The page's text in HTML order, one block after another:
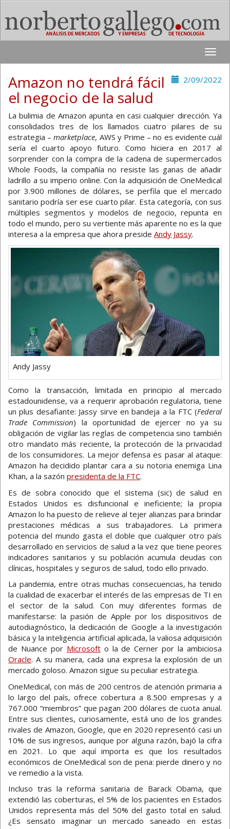
Toggle
2/09/2022
Amazon no tendrá fácil
el negocio de la salud
La bulimia de Amazon apunta en casi cualquier dirección. Ya
consolidados tres de los llamados cuatro pilares de su
estrategia –marketplace, AWS y Prime – no es evidente cuál
sería el cuarto apoyo futuro. Como hiciera en 2017 al
sorprender con la compra de la cadena de supermercados
Whole Foods, la compañía no resiste las ganas de añadir
ladrillo a su imperio online. Con la adquisición de OneMedical
por 3.900 millones de dólares, se perfila que el mercado
sanitario podría ser ese cuarto pilar. Esta categoría, con sus
múltiples segmentos y modelos de negocio, repunta en
todo el mundo, pero su vertiente más aparente no es la que
interesa a la empresa que ahora preside Andy Jassy.
Andy Jassy
Como la transacción, limitada en principio al mercado
estadounidense, va a requerir aprobación regulatoria, tiene
un plus desafiante: Jassy sirve en bandeja a la FTC (Federal
Trade Commission) la oportunidad de ejercer no ya su
obligación de vigilar las reglas de competencia sino también
otro mandato más reciente, la protección de la privacidad
de los consumidores. La mejor defensa es pasar al ataque:
Amazon ha decidido plantar cara a su notoria enemiga Lina
Khan, a la sazón presidenta de la FTC.
Es de sobra conocido que el sistema (sic) de salud en
Estados Unidos es disfuncional e ineficiente; la propia
Amazon lo ha puesto de relieve al tejer alianzas para brindar
prestaciones médicas a sus trabajadores. La primera
potencia del mundo gasta el doble que cualquier otro país
desarrollado en servicios de salud a la vez que tiene peores
indicadores sanitarios y su población acumula deudas con
clínicas, hospitales y seguros de salud, todo ello privado.
La pandemia, entre otras muchas consecuencias, ha tenido
la cualidad de exacerbar el interés de las empresas de TI en
el sector de la salud. Con muy diferentes formas de
manifestarse: la pasión de Apple por los dispositivos de
autodiagnóstico, la dedicación de Google a la investigación
básica y la inteligencia artificial aplicada, la valiosa adquisición
de Nuance por Microsofto la de Cerner por la ambiciosa
Oracle. A su manera, cada una expresa la explosión de un
mercado goloso. Amazon sigue su peculiar estrategia.
OneMedical, con más de 200 centros de atención primaria a
lo largo del país, ofrece cobertura a 8.500 empresas y a
767.000 “miembros” que pagan 200 dólares de cuota anual.
Entre sus clientes, curiosamente, está uno de los grandes
rivales de Amazon, Google, que en 2020 representó casi un
10% de sus ingresos, aunque por alguna razón, bajó la cifra
en 2021. Lo que aquí importa es que los resultados
económicos de OneMedical son de pena: pierde dinero y no
ve remedio a la vista.
Incluso tras la reforma sanitaria de Barack Obama, que
extendió las coberturas, el 5% de los pacientes en Estados
Unidos representa más del 50% del gasto total en salud.
¿Es sensato imaginar un mercado saneado en estas